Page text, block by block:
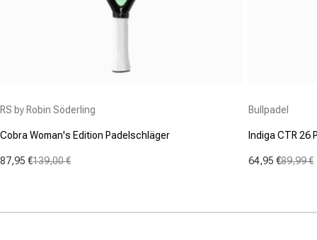
RS by Robin Söderling
Cobra Woman's Edition Padelschläger
Verkaufspreis
87,95 €
Normaler Preis
139,00 €
Bullpadel
Indiga CTR 26
64,95 €
Normaler
89,99 €